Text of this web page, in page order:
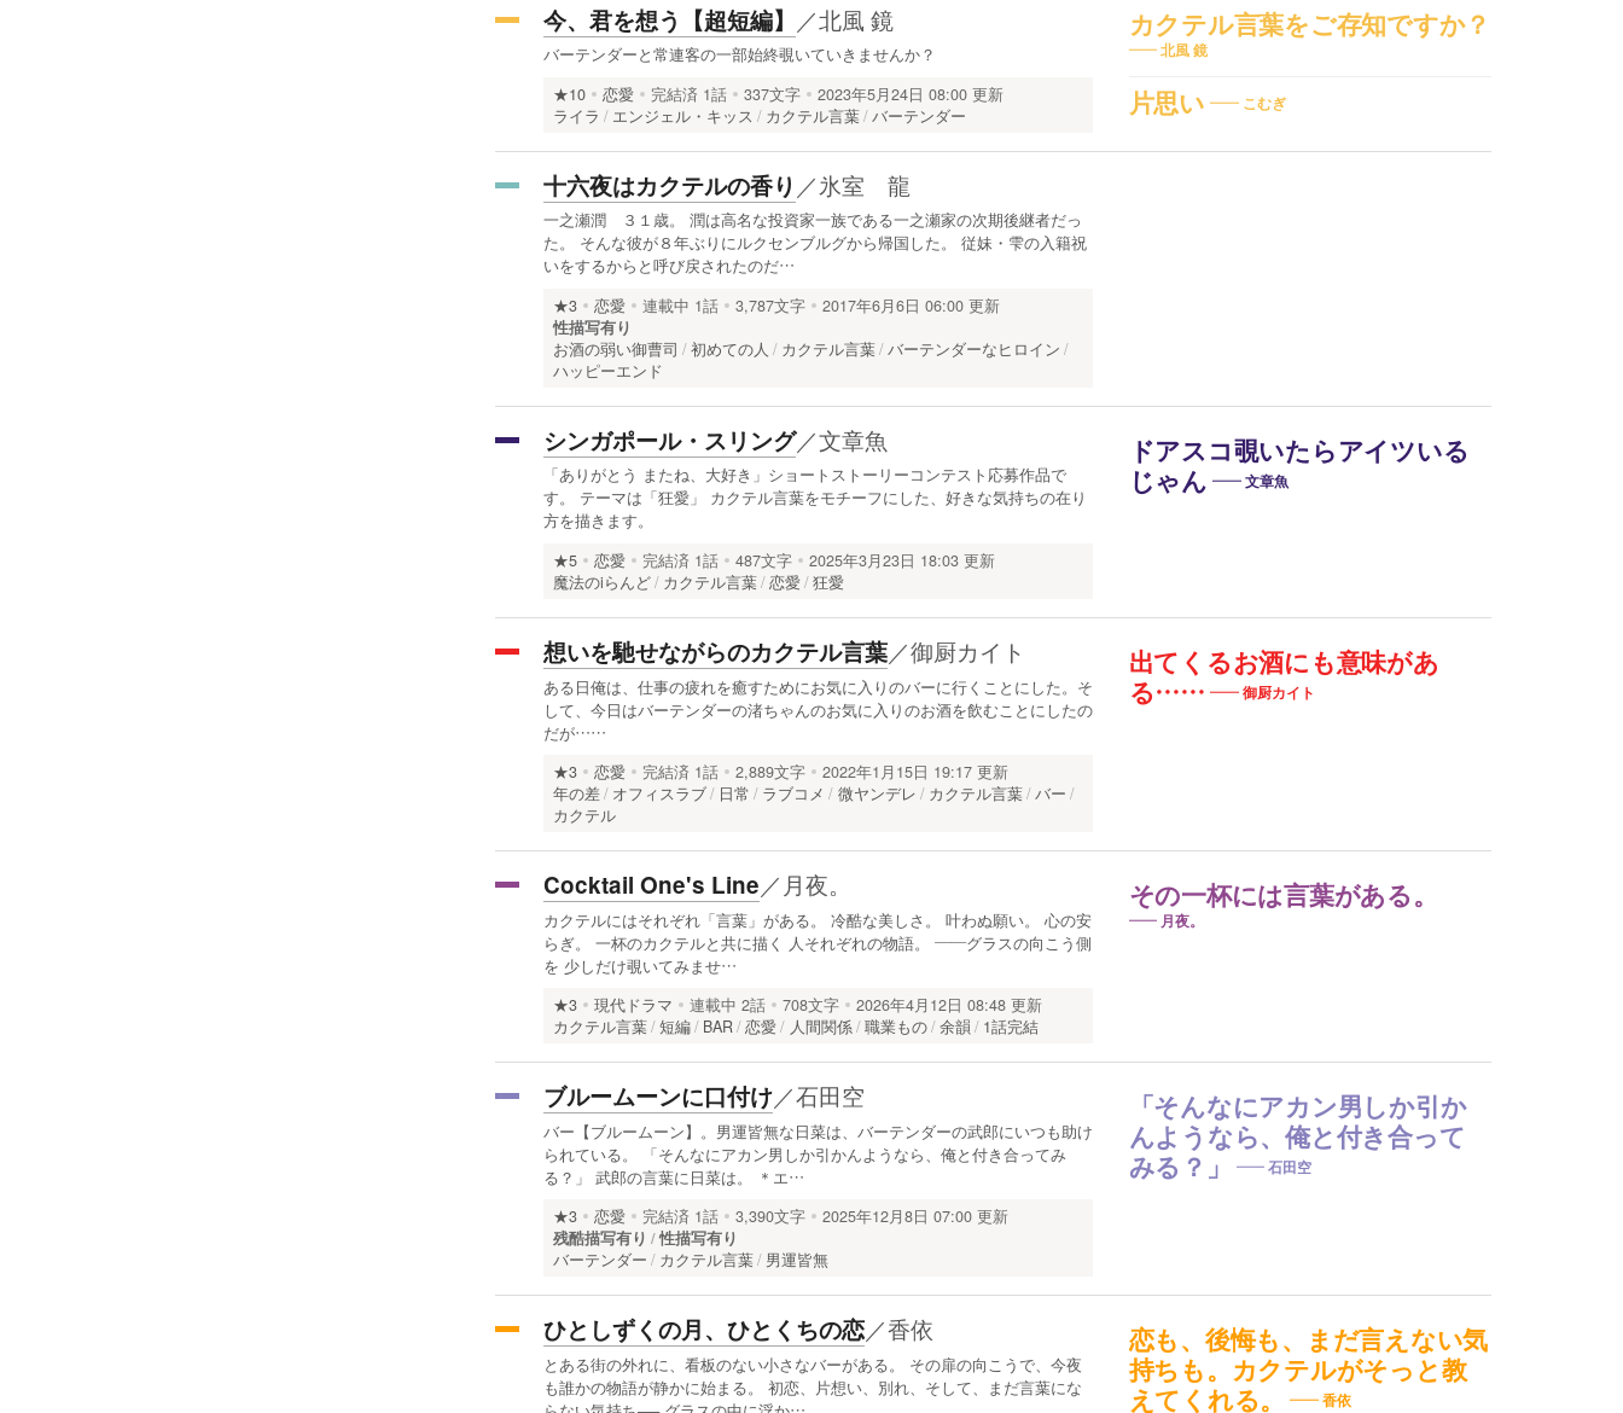
カクテル言葉をご存知ですか？
北風 鏡
片思い こむぎ
今、君を想う【超短編】 ／北風 鏡
バーテンダーと常連客の一部始終覗いていきませんか？
★10 恋愛 完結済 1話 337文字
2023年5月24日 08:00 更新
ライラ
エンジェル・キッス カクテル言葉 バーテンダー
十六夜はカクテルの香り ／氷室 龍
一之瀬潤 ３１歳。 潤は高名な投資家一族である一之瀬家の次期後継者だっ
た。 そんな彼が８年ぶりにルクセンブルグから帰国した。 従妹・雫の入籍祝
いをするからと呼び戻されたのだ…
★3 恋愛 連載中 1話 3,787文字
2017年6月6日 06:00 更新
性描写有り
お酒の弱い御曹司
初めての人 カクテル言葉 バーテンダーなヒロイン
ハッピーエンド
ドアスコ覗いたらアイツいる
じゃん
文章魚
シンガポール・スリング／文章魚
「ありがとう またね、大好き」ショートストーリーコンテスト応募作品で
す。 テーマは「狂愛」 カクテル言葉をモチーフにした、好きな気持ちの在り
方を描きます。
★5 恋愛 完結済 1話 487文字
2025年3月23日 18:03 更新
魔法のiらんど
カクテル言葉 恋愛 狂愛
出てくるお酒にも意味があ
る……
御厨カイト
想いを馳せながらのカクテル言葉／御厨カイト
ある日俺は、仕事の疲れを癒すためにお気に入りのバーに行くことにした。そ
して、今日はバーテンダーの渚ちゃんのお気に入りのお酒を飲むことにしたの
だが……
★3 恋愛 完結済 1話 2,889文字
2022年1月15日 19:17 更新
年の差
オフィスラブ 日常 ラブコメ 微ヤンデレ カクテル言葉 バー
カクテル
その一杯には言葉がある。
月夜。
Cocktail One's Line／ 月夜。
カクテルにはそれぞれ「言葉」がある。 冷酷な美しさ。 叶わぬ願い。 心の安
らぎ。 一杯のカクテルと共に描く 人それぞれの物語。 ——グラスの向こう側
を 少しだけ覗いてみませ…
★3 現代ドラマ 連載中 2話 708文字
2026年4月12日 08:48 更新
カクテル言葉 短編 BAR 恋愛 人間関係 職業もの 余韻 1話完結
「そんなにアカン男しか引か
んようなら、俺と付き合って
みる？」
石田空
ブルームーンに口付け／石田空
バー【ブルームーン】。男運皆無な日菜は、バーテンダーの武郎にいつも助け
られている。 「そんなにアカン男しか引かんようなら、俺と付き合ってみ
る？」 武郎の言葉に日菜は。 ＊エ…
★3 恋愛 完結済 1話 3,390文字
2025年12月8日 07:00 更新
残酷描写有り
性描写有り
バーテンダー
カクテル言葉 男運皆無
恋も、後悔も、まだ言えない気
持ちも。カクテルがそっと教
えてくれる。
香依
ひとしずくの月、ひとくちの恋／香依
とある街の外れに、看板のない小さなバーがある。 その扉の向こうで、今夜
も誰かの物語が静かに始まる。 初恋、片想い、別れ、そして、まだ言葉にな